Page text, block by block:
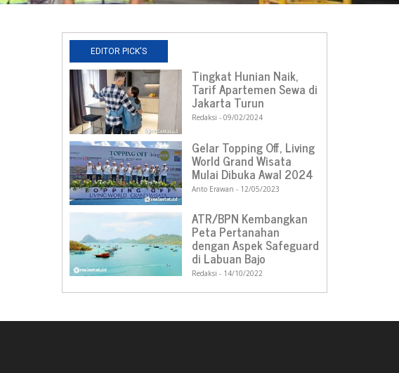
EDITOR PICK'S
Tingkat Hunian Naik,
Tarif Apartemen Sewa di
Jakarta Turun
Redaksi 09/02/2024
Gelar Topping Off, Living
World Grand Wisata
Mulai Dibuka Awal 2024
Anto Erawan 12/05/2023
ATR/BPN Kembangkan
Peta Pertanahan
dengan Aspek Safeguard
di Labuan Bajo
Redaksi 14/10/2022